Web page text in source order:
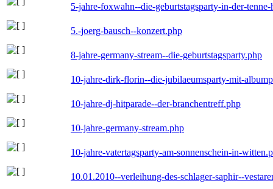
5-jahre-foxwahn--die-geburtstagsparty-in-der-tenne-
5.-joerg-bausch--konzert.php
8-jahre-germany-stream--die-geburtstagsparty.php
10-jahre-dirk-florin--die-jubilaeumsparty-mit-
10-jahre-dj-hitparade--der-branchentreff.php
10-jahre-germany-stream.php
10-jahre-vatertagsparty-am-sonnenschein-in-
10.01.2010--verleihung-des-schlager-saphir--